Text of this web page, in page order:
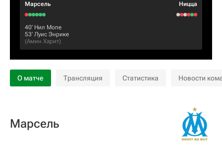
Марсель Ницца
40‎’‎ Нил Мопе
53‎’‎ Луис Энрике
(Амин Харит)
О матче Трансляция Статистика Новости
Марсель